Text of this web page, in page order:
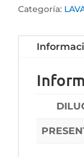
Categoría: